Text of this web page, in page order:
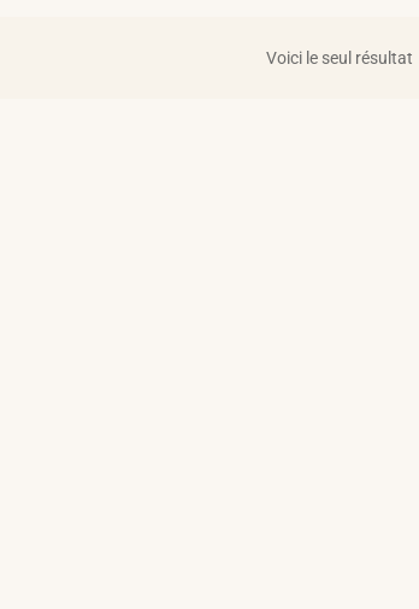
Voici le seul résultat